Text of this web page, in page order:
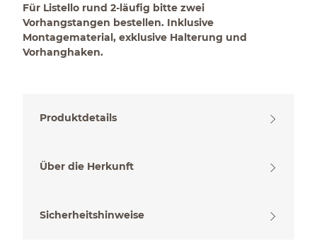
Für Listello rund 2-läufig bitte zwei
Vorhangstangen bestellen. Inklusive
Montagematerial, exklusive Halterung und
Vorhanghaken.
Produktdetails
Über die Herkunft
Sicherheitshinweise